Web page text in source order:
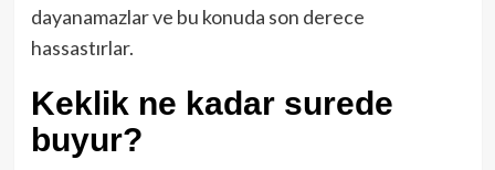
dayanamazlar ve bu konuda son derece
hassastırlar.
Keklik ne kadar surede
buyur?